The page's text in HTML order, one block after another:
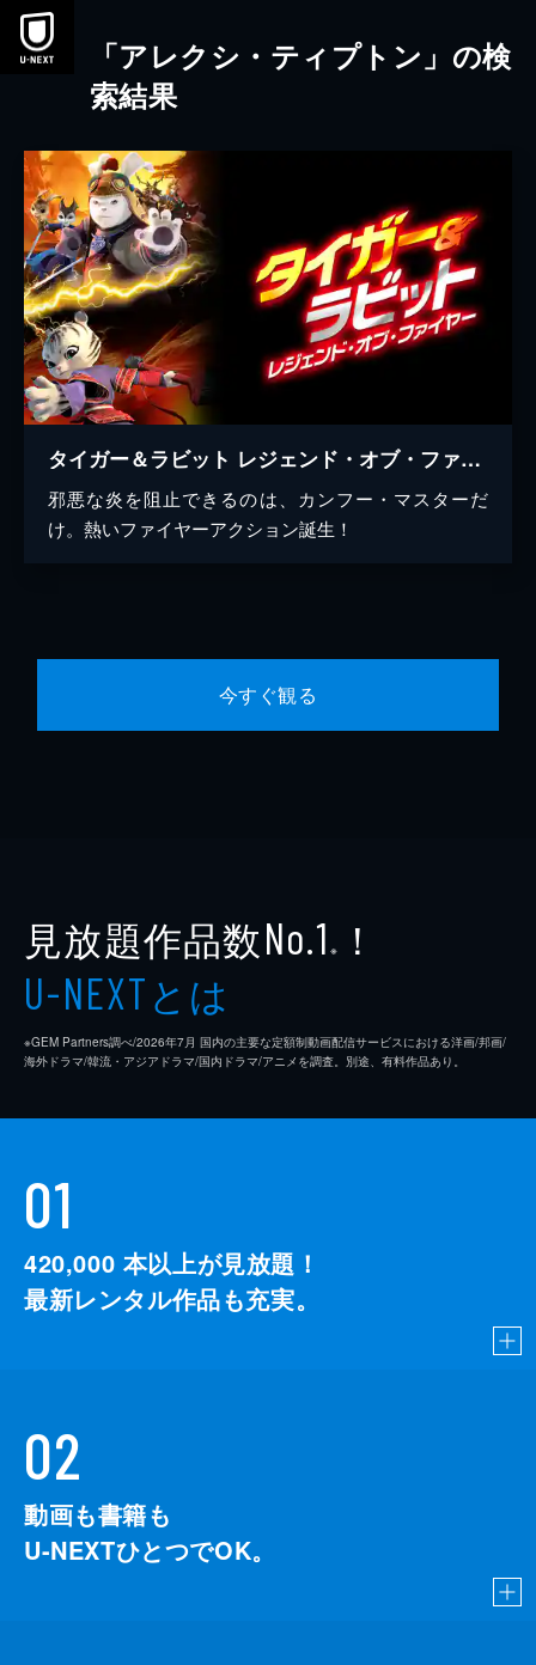
本文へスキップ
「アレクシ・ティプトン」の検
索結果
タイガー＆ラビット レジェンド・オブ・ファイヤー
邪悪な炎を阻止できるのは、カンフー・マスターだ
け。熱いファイヤーアクション誕生！
今すぐ観る
見放題作品数No.1 ※ ！
U-NEXTとは
※GEM Partners調べ/2026年7⽉ 国内の主要な定額制動画配信サービスにおける洋画/邦画/
海外ドラマ/韓流・アジアドラマ/国内ドラマ/アニメを調査。別途、有料作品あり。
01
420,000 本以上が見放題！
最新レンタル作品も充実。
02
動画も書籍も
U-NEXTひとつでOK。